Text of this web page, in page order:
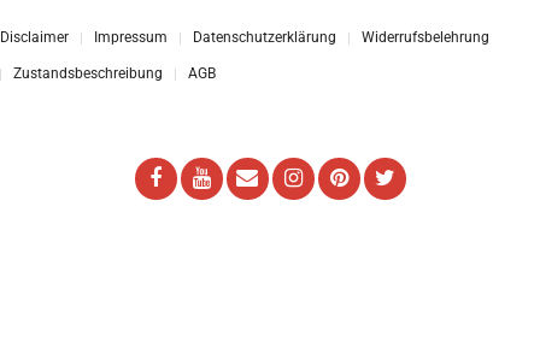
Disclaimer Impressum Datenschutzerklärung Widerrufsbelehrung
Zustandsbeschreibung AGB